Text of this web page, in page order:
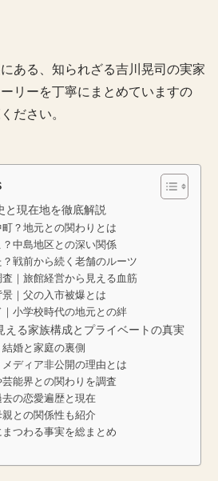
ある、知られざる吉川晃司の実家
リーを丁寧にまとめていますの
ださい。
現在地を徹底解説
？地元との関わりとは
中島地区との深い関係
戦前から続く老舗のルーツ
｜旅館経営から見える血筋
景｜父の入市被爆とは
小学校時代の地元との絆
る家族構成とプライベートの真実
婚と家庭の裏側
ディア非公開の理由とは
能界との関わりを調査
の恋愛遍歴と現在
との関係性も紹介
つわる事実を総まとめ